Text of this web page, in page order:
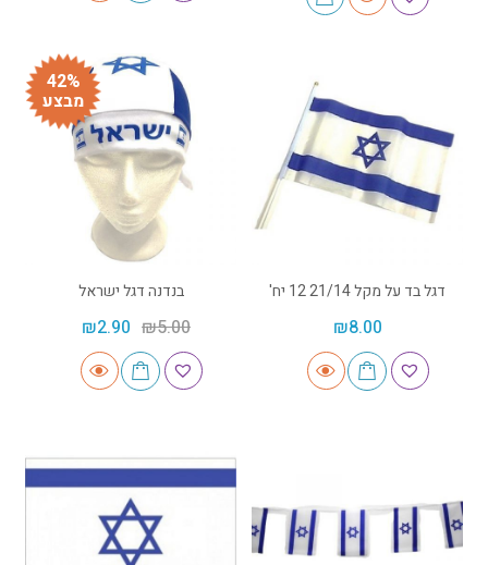
דגל בד על מקל 21/14 12 יח'
₪8.00
42%
מבצע
בנדנה דגל ישראל
₪5.00
₪2.90